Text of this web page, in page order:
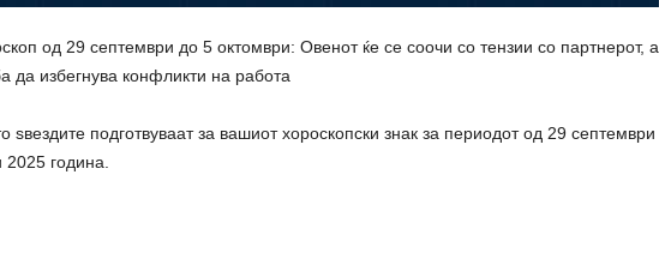
од 29 септември до 5 октомври: Овенот ќе се соочи со тензии со партнерот, а
да избегнува конфликти на работа
ѕвездите подготвуваат за вашиот хороскопски знак за периодот од 29 септември
година.